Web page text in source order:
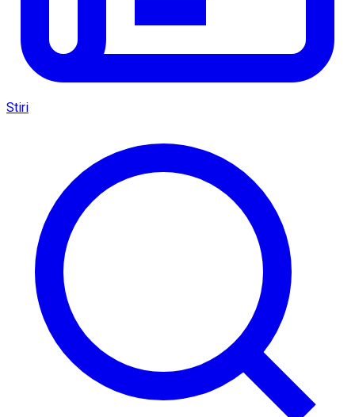
Stiri